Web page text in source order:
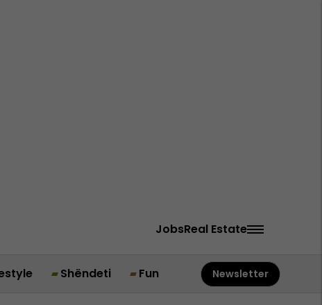
JobsReal Estate
Shëndeti Fun Newsletter